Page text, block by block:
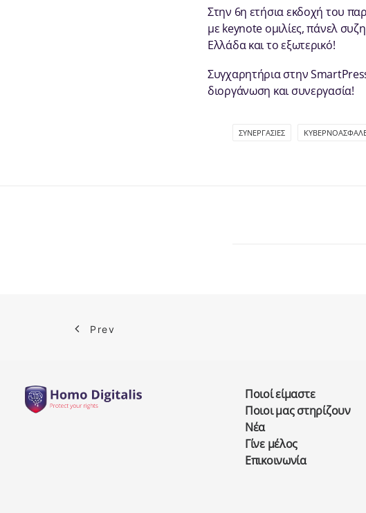
Στην 6η ετήσια εκδοχή του
με keynote ομιλίες, πάνελ
Ελλάδα και το εξωτερικό!
Συγχαρητήρια στην
διοργάνωση και συνεργασία!
ΣΥΝΕΡΓΑΣΊΕΣ
Prev
Ποιοί είμαστε
Ποιοι μας στηρίζουν
Νέα
Γίνε μέλος
Επικοινωνία